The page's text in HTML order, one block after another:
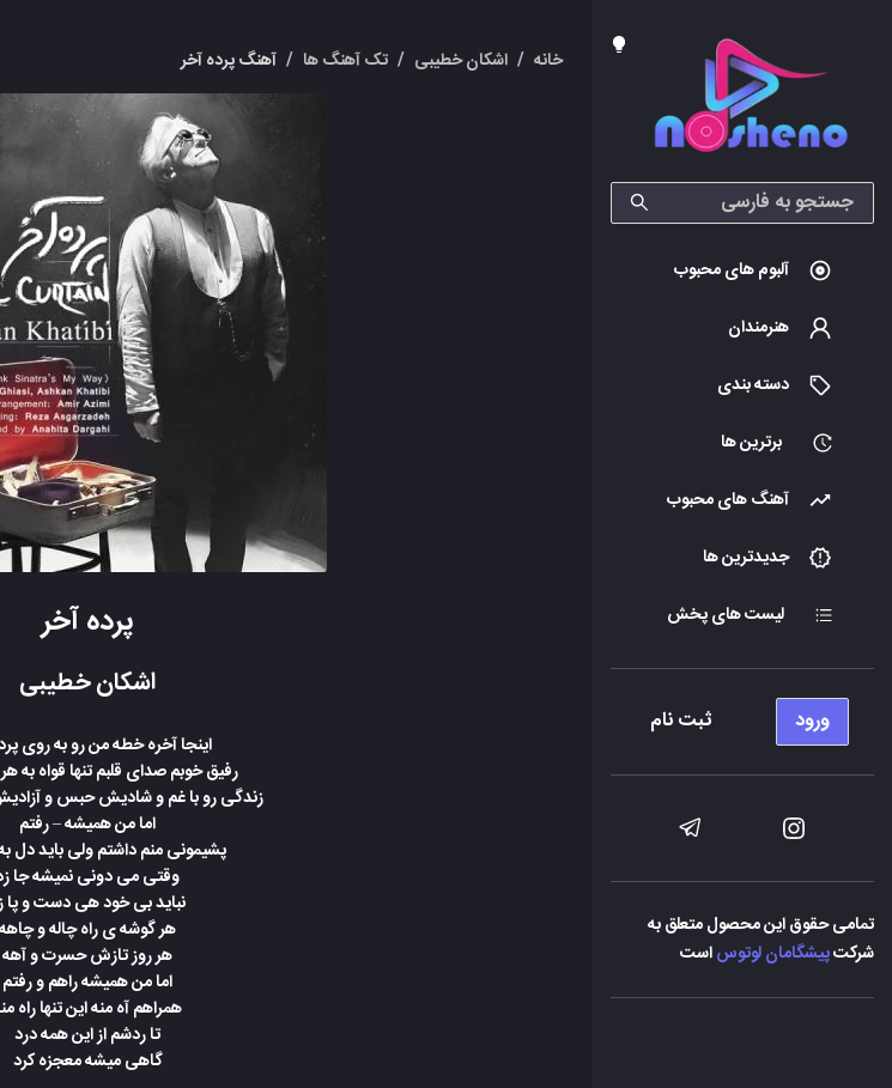
آلبوم های محبوب
هنرمندان
دسته بندی
برترین ها
آهنگ های محبوب
جدیدترین ها
لیست های پخش
ورود ثبت نام
تمامی حقوق این محصول متعلق به
شرکتپیشگامان لوتوساست
خانه / اشکان خطیبی / تک آهنگ ها / آهنگ پرده آخر
پرده آخر
اشکان خطیبی
اینجا آخره خطه من رو به روی
رفیق خوبم صدای قلبم تنها قواه به
زندگی رو با غم و شادیش حبس و
اما من همیشه – رفتم
پشیمونی منم داشتم ولی باید دل
وقتی می دونی نمیشه جا
نباید بی خود هی دست و پا
هر گوشه ی راه چاله و چاهه
هر روز تازش حسرت و آهه
اما من همیشه راهم و رفتم
همراهم آه منه این تنها راه
تا ردشم از این همه درد
گاهی میشه معجزه کرد